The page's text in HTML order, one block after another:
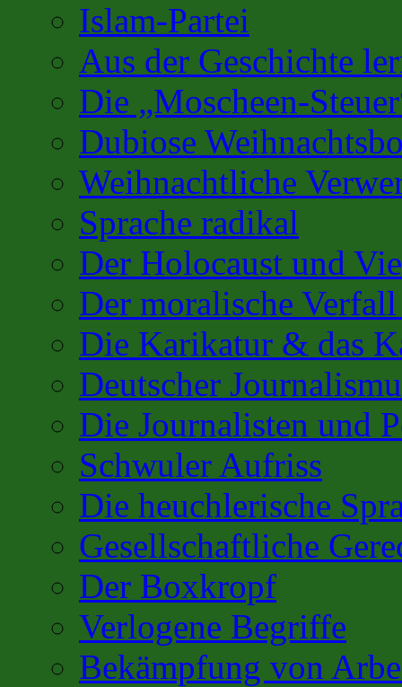
Islam-Partei
Aus der Geschichte
Die „Moscheen-
Dubiose
Weihnachtliche
Sprache radikal
Der Holocaust und
Der moralische
Die Karikatur & das
Deutscher
Die Journalisten und
Schwuler Aufriss
Die heuchlerische
Gesellschaftliche
Der Boxkropf
Verlogene Begriffe
Bekämpfung von